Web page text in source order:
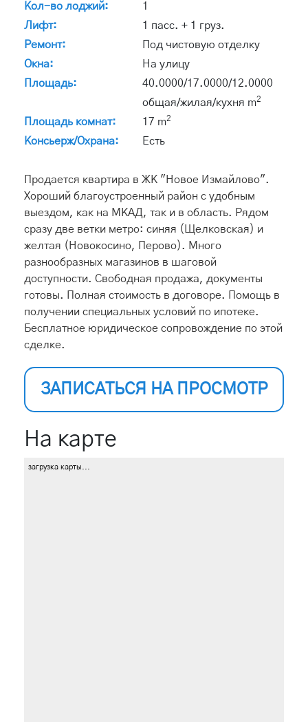
Кол-во лоджий:
1
Лифт:
1 пасс. + 1 груз.
Ремонт:
Под чистовую отделку
Окна:
На улицу
Площадь:
40.0000/17.0000/12.0000
общая/жилая/кухня m2
Площадь комнат: 17 m2
Консьерж/Охрана: Есть
Продается квартира в ЖК "Новое Измайлово".
Хороший благоустроенный район с удобным
выездом, как на МКАД, так и в область. Рядом
сразу две ветки метро: синяя (Щелковская) и
желтая (Новокосино, Перово). Много
разнообразных магазинов в шаговой
доступности. Свободная продажа, документы
готовы. Полная стоимость в договоре. Помощь в
получении специальных условий по ипотеке.
Бесплатное юридическое сопровождение по этой
сделке.
ЗАПИСАТЬСЯ НА ПРОСМОТР
На карте
загрузка карты...